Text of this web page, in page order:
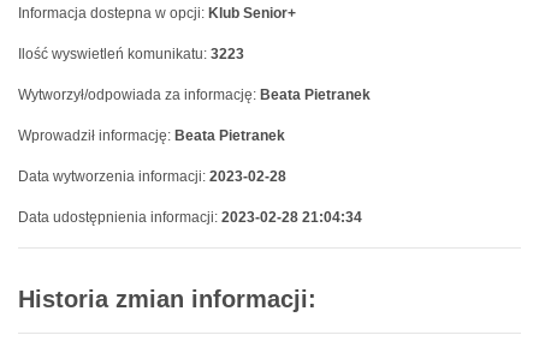
Informacja dostepna w opcji: Klub Senior+
Ilość wyswietleń komunikatu: 3223
Wytworzył/odpowiada za informację: Beata Pietranek
Wprowadził informację: Beata Pietranek
Data wytworzenia informacji: 2023-02-28
Data udostępnienia informacji: 2023-02-28 21:04:34
Historia zmian informacji: